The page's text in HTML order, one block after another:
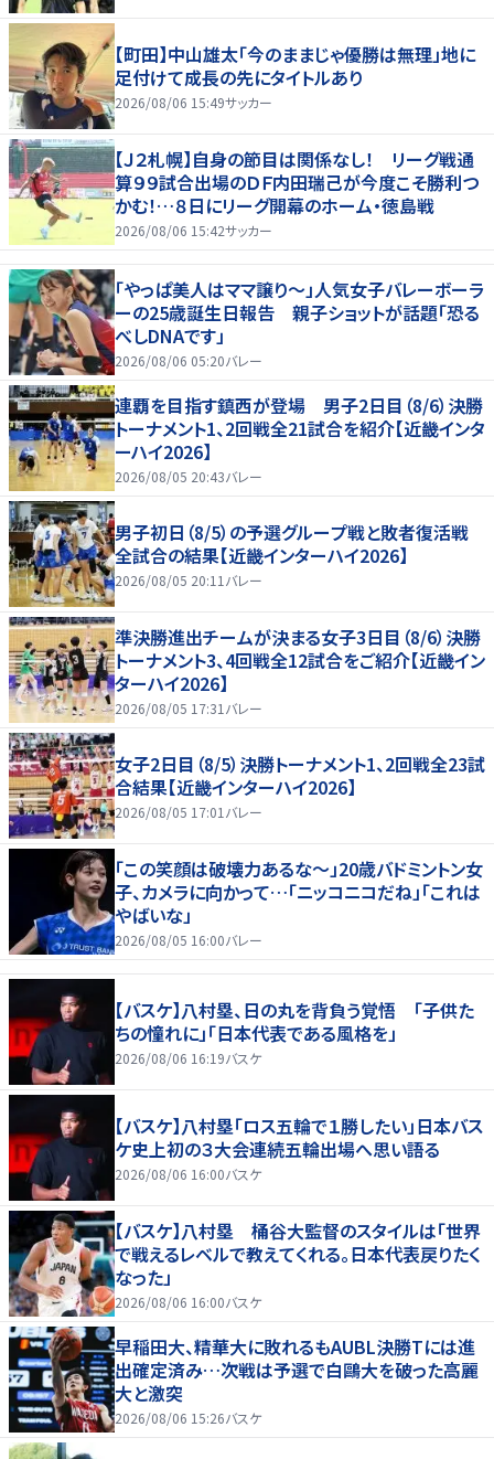
【町田】中山雄太「今のままじゃ優勝は無理」地に
足付けて成長の先にタイトルあり
2026/08/06 15:49サッカー
【Ｊ２札幌】自身の節目は関係なし！ リーグ戦通
算９９試合出場のＤＦ内田瑞己が今度こそ勝利つ
かむ！…８日にリーグ開幕のホーム・徳島戦
2026/08/06 15:42サッカー
「やっぱ美人はママ譲り～」人気女子バレーボーラ
ーの25歳誕生日報告 親子ショットが話題「恐る
べしDNAです」
2026/08/06 05:20バレー
連覇を目指す鎮西が登場 男子2日目（8/6）決勝
トーナメント1、2回戦全21試合を紹介【近畿インタ
ーハイ2026】
2026/08/05 20:43バレー
男子初日（8/5）の予選グループ戦と敗者復活戦
全試合の結果【近畿インターハイ2026】
2026/08/05 20:11 バレー
準決勝進出チームが決まる女子3日目（8/6）決勝
トーナメント3、4回戦全12試合をご紹介【近畿イン
ターハイ2026】
2026/08/05 17:31 バレー
女子2日目（8/5）決勝トーナメント1、2回戦全23試
合結果【近畿インターハイ2026】
2026/08/05 17:01 バレー
「この笑顔は破壊力あるな〜」20歳バドミントン女
子、カメラに向かって…「ニッコニコだね」「これは
やばいな」
2026/08/05 16:00バレー
【バスケ】八村塁、日の丸を背負う覚悟 「子供た
ちの憧れに」「日本代表である風格を」
2026/08/06 16:19バスケ
【バスケ】八村塁「ロス五輪で１勝したい」日本バス
ケ史上初の３大会連続五輪出場へ思い語る
2026/08/06 16:00バスケ
【バスケ】八村塁 桶谷大監督のスタイルは「世界
で戦えるレベルで教えてくれる。日本代表戻りたく
なった」
2026/08/06 16:00バスケ
早稲田大、精華大に敗れるもAUBL決勝Tには進
出確定済み…次戦は予選で白鷗大を破った高麗
大と激突
2026/08/06 15:26バスケ